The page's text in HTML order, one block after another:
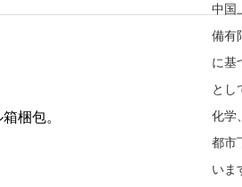
梱包。
中国
備有
に基
とし
化学
都市
いま